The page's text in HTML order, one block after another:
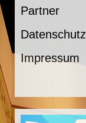
Partner
Datenschutz
Impressum